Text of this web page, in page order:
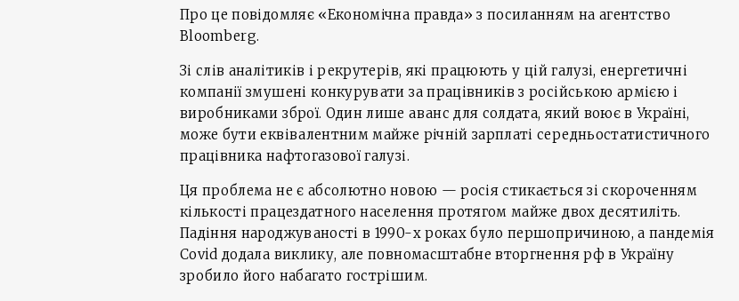
Про це повідомляє «Економічна правда» з посиланням на агентство
Bloomberg.
Зі слів аналітиків і рекрутерів, які працюють у цій галузі, енергетичні
компанії змушені конкурувати за працівників з російською армією і
виробниками зброї. Один лише аванс для солдата, який воює в Україні,
може бути еквівалентним майже річній зарплаті середньостатистичного
працівника нафтогазової галузі.
Ця проблема не є абсолютно новою — росія стикається зі скороченням
кількості працездатного населення протягом майже двох десятиліть.
Падіння народжуваності в 1990-х роках було першопричиною, а пандемія
Covid додала виклику, але повномасштабне вторгнення рф в Україну
зробило його набагато гострішим.